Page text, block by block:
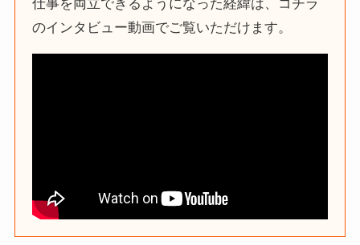
仕事を両立できるようになった経緯は、コチラ
のインタビュー動画でご覧いただけます。